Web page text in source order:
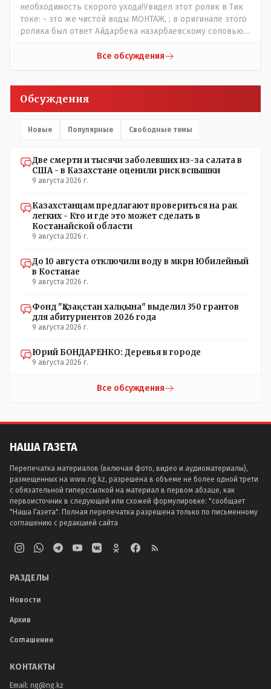
бы по историческим постройкам сколько было
ликвидировано в советское время и в наше.......
необходимость скорого ухода!Увидел этот ролик в Тик
токе: - это же чистой воды МОНТАЖ, ; в оригинале этого
ролика был ответ Айдарбека назарбаевскому соловью
просто напросто - КЛОУНЫ или МАРИОНЕТКИ власти и
видимость ИНТРИГИ выборов, его как бы и якобы
НАКАЛ - и тот и этот без разрешения АП - и шага,
- идёт СКУЧНАЯ и НУДНАЯ и МОНОТОННАЯ и полностью
усмотрению: - их мгновенно лишать возможности идти
на выборы и не дадут им места в будущем Курултае: -
партиями.
Все обсуждения
Обсуждения
Новые Популярные Свободные темы
Две смерти и тысячи заболевших из-за салата в
США - в Казахстане оценили риск вспышки
9 августа 2026 г.
Казахстанцам предлагают провериться на рак
легких - Кто и где это может сделать в
Костанайской области
9 августа 2026 г.
До 10 августа отключили воду в мкрн Юбилейный
в Костанае
9 августа 2026 г.
Фонд "Қазақстан халқына" выделил 350 грантов
для абитуриентов 2026 года
9 августа 2026 г.
Юрий БОНДАРЕНКО: Деревья в городе
9 августа 2026 г.
Все обсуждения
НАША ГАЗЕТА
Перепечатка материалов (включая фото, видео и аудиоматериалы),
размещенных на www.ng.kz, разрешена в объеме не более одной трети
с обязательной гиперссылкой на материал в первом абзаце, как
первоисточник в следующей или схожей формулировке: "сообщает
"Наша Газета". Полная перепечатка разрешена только по письменному
соглашению с редакцией сайта
РАЗДЕЛЫ
Новости
Архив
Соглашение
КОНТАКТЫ
Email: ng@ng.kz